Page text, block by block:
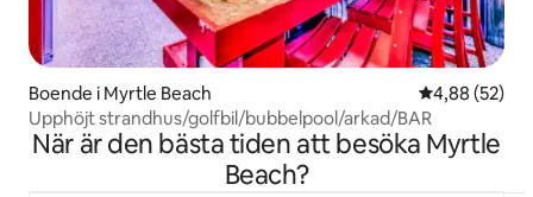
Boende i Myrtle Beach 4,88 av 5 i
4,88 (52)
Upphöjt strandhus/golfbil/bubbelpool/arkad/BAR
När är den bästa tiden att besöka Myrtle
Beach?